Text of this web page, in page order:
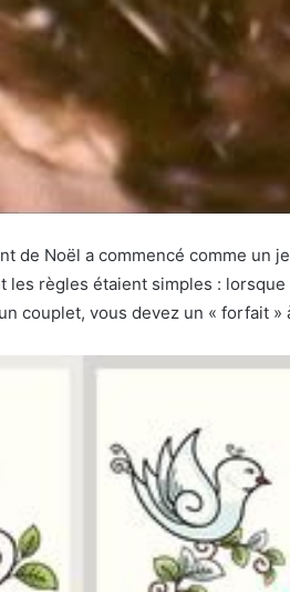
de Noël a commencé comme un
règles étaient simples :
couplet, vous devez un « forfait